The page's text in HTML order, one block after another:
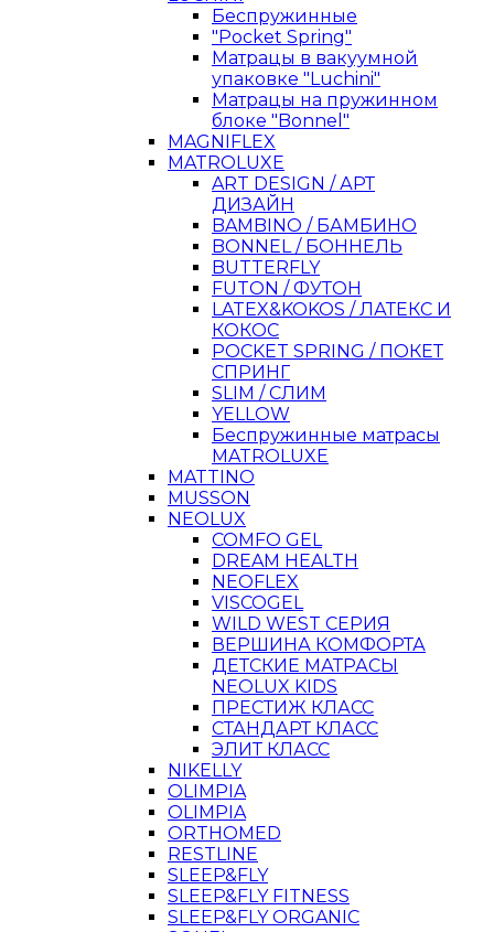
Беспружинные
"Pocket Spring"
Матрацы в вакуумной
упаковке "Luchini"
Матрацы на пружинном
блоке "Bonnel"
MAGNIFLEX
MATROLUXE
ART DESIGN / АРТ
ДИЗАЙН
BAMBINO / БАМБИНО
BONNEL / БОННЕЛЬ
BUTTERFLY
FUTON / ФУТОН
LATEX&KOKOS / ЛАТЕКС И
КОКОС
POCKET SPRING / ПОКЕТ
СПРИНГ
SLIM / СЛИМ
YELLOW
Беспружинные матрасы
MATROLUXE
MATTINO
MUSSON
NEOLUX
COMFO GEL
DREAM HEALTH
NEOFLEX
VISCOGEL
WILD WEST СЕРИЯ
ВЕРШИНА КОМФОРТА
ДЕТСКИЕ МАТРАСЫ
NEOLUX KIDS
ПРЕСТИЖ КЛАСС
СТАНДАРТ КЛАСС
ЭЛИТ КЛАСС
NIKELLY
OLIMPIA
OLIMPIA
ORTHOMED
RESTLINE
SLEEP&FLY
SLEEP&FLY FITNESS
SLEEP&FLY ORGANIC